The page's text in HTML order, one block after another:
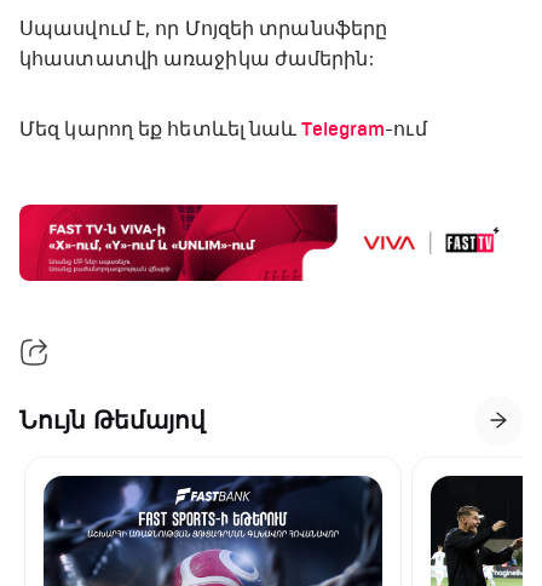
Սպասվում է, որ Մոյզեի տրանսֆերը
կհաստատվի առաջիկա ժամերին:
Մեզ կարող եք հետևել նաև Telegram-ում
Նույն Թեմայով